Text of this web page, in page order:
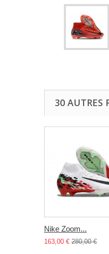
30 AUTRES
Nike Zoom...
163,00 € 280,00 €